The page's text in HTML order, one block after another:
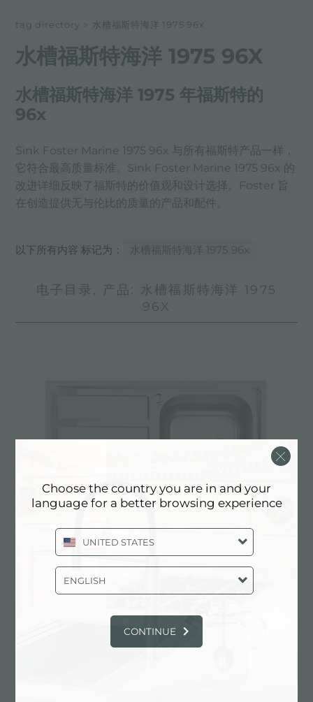
tag directory > 水槽福斯特海洋 1975 96x
水槽福斯特海洋 1975 96X
水槽福斯特海洋 1975 年福斯特的
96x
Sink Foster Marine 1975 96x 与所有福斯特产品一样，
它符合最高质量标准。Sink Foster Marine 1975 96x 的
改进详细反映了福斯特的价值观和设计选择。Foster 旨
在创造提供无与伦比的质量的产品和配件。
以下所有内容 标记为： 水槽福斯特海洋 1975 96x
电子目录, 产品: 水槽福斯特海洋 1975
96X
水槽 Foster Marine
Choose the country you are in and your
language for a better browsing experience
UNITED STATES
ENGLISH
CONTINUE